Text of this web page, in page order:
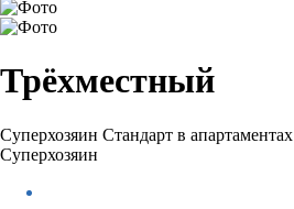
Трёхместный
Суперхозяин Стандарт в апартаментах
Суперхозяин